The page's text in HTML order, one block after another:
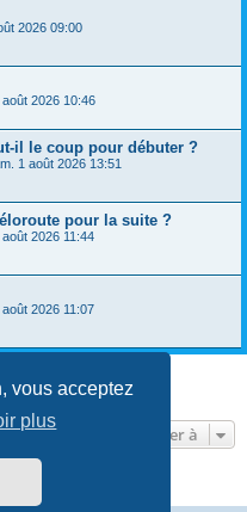
vous acceptez
plus
2026 09:00
août 2026 10:46
il le coup pour débuter ?
1 août 2026 13:51
pour la suite ?
2026 11:44
2026 11:07
Page1sur1
Aller à
© phpBB Limited
fr.com